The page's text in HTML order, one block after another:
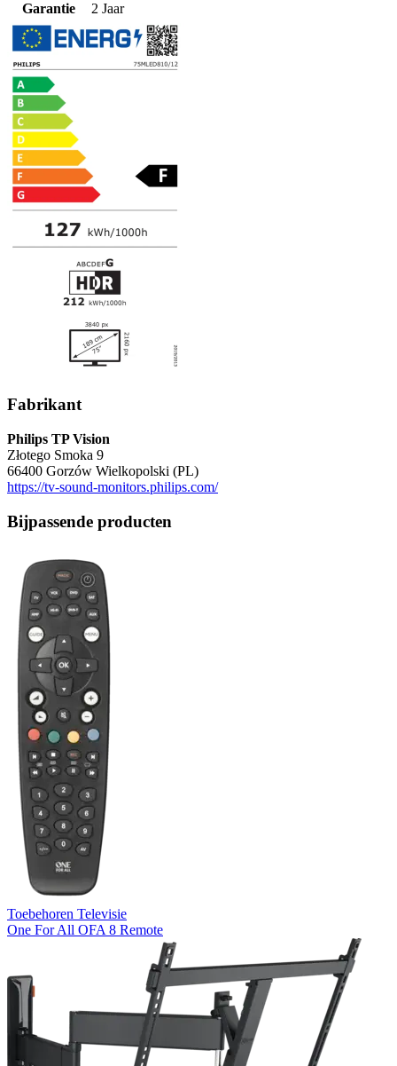
Garantie
2 Jaar
Fabrikant
Philips TP Vision
Złotego Smoka 9
66400 Gorzów Wielkopolski (PL)
https://tv-sound-monitors.philips.com/
Bijpassende producten
Toebehoren Televisie
One For All OFA 8 Remote